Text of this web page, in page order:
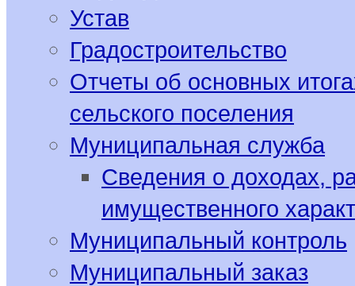
Устав
Градостроительство
Отчеты об основных
сельского поселения
Муниципальная служба
Сведения о доходах,
имущественного
Муниципальный контроль
Муниципальный заказ